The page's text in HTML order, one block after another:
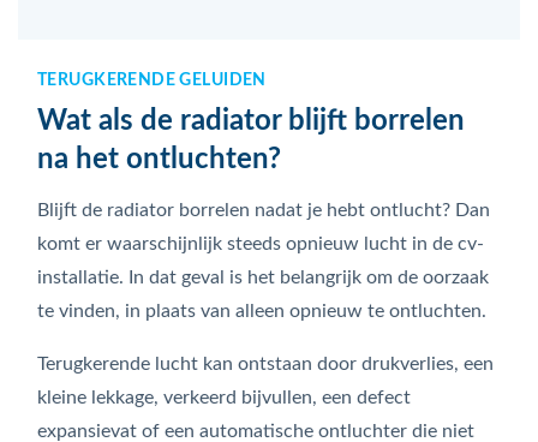
TERUGKERENDE GELUIDEN
Wat als de radiator blijft borrelen
na het ontluchten?
Blijft de radiator borrelen nadat je hebt ontlucht? Dan
komt er waarschijnlijk steeds opnieuw lucht in de cv-
installatie. In dat geval is het belangrijk om de oorzaak
te vinden, in plaats van alleen opnieuw te ontluchten.
Terugkerende lucht kan ontstaan door drukverlies, een
kleine lekkage, verkeerd bijvullen, een defect
expansievat of een automatische ontluchter die niet